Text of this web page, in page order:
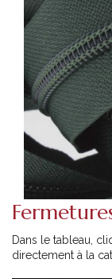
Dans le tableau,
directement à la